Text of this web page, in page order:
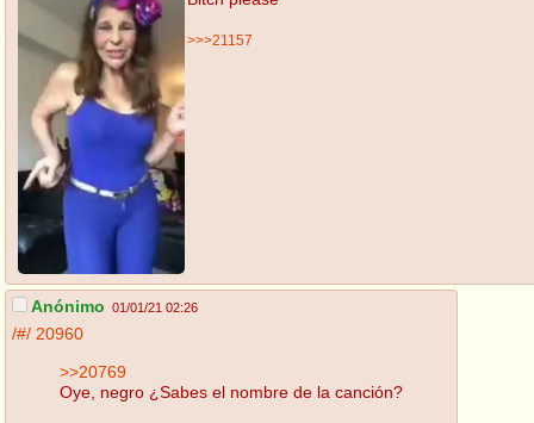
>>>21157
Anónimo 01/01/21 02:26
/#/ 20960
>>20769
Oye, negro ¿Sabes el nombre de la canción?